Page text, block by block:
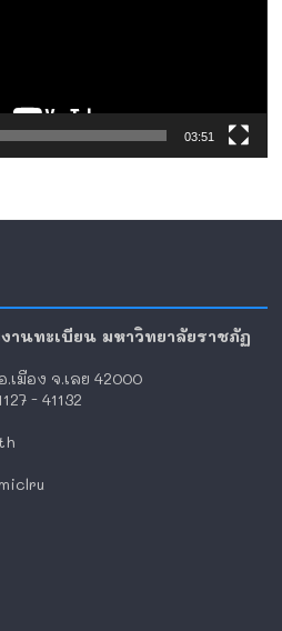
03:51
านทะเบียน มหาวิทยาลัยราชภัฏ
.เมือง จ.เลย 42000
- 41132